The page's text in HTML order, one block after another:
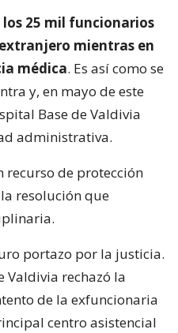
los 25 mil funcionarios
mientras en
médica. Es así como se
y, en mayo de este
Base de Valdivia
administrativa.
recurso de protección
resolución que
portazo por la justicia.
Valdivia rechazó la
de la exfuncionaria
centro asistencial